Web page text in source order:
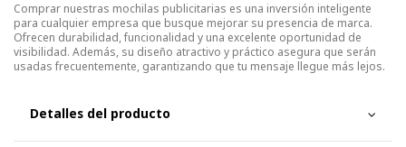
Comprar nuestras mochilas publicitarias es una inversión inteligente
para cualquier empresa que busque mejorar su presencia de marca.
Ofrecen durabilidad, funcionalidad y una excelente oportunidad de
visibilidad. Además, su diseño atractivo y práctico asegura que serán
usadas frecuentemente, garantizando que tu mensaje llegue más lejos.
Detalles del producto